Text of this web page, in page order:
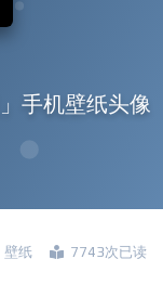
手机壁纸头像
壁纸 7743次已读